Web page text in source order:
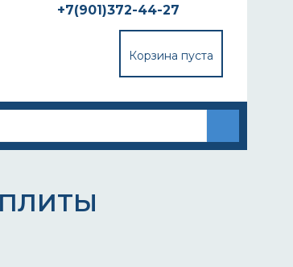
+7(901)372-44-27
Корзина пуста